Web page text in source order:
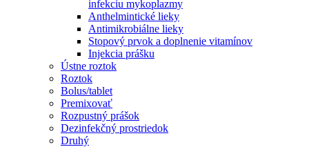
infekciu mykoplazmy
Anthelmintické lieky
Antimikrobiálne lieky
Stopový prvok a doplnenie vitamínov
Injekcia prášku
Ústne roztok
Roztok
Bolus/tablet
Premixovať
Rozpustný prášok
Dezinfekčný prostriedok
Druhý